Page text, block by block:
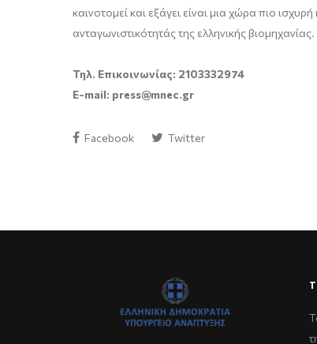
καινοτομεί και εξάγει είναι μια χώρα πιο
ανταγωνιστικότητάς της ελληνικής βιομηχανίας.
Τηλ. Επικοινωνίας: 2103332974
E-mail: press@mnec.gr
Facebook Twitter